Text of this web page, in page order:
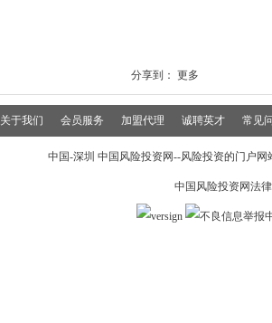
分享到： 更多
关于我们 会员服务 加盟代理 诚聘英才 常见
中国-深圳 中国风险投资网--风险投资的门户
中国风险投资网法